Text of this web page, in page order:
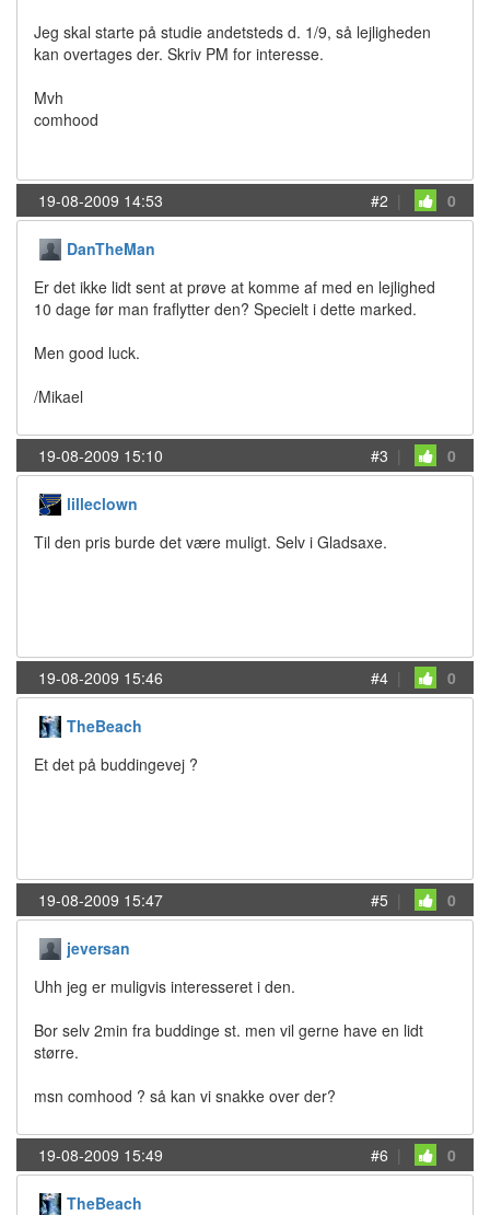
Jeg skal starte på studie andetsteds d. 1/9, så lejligheden
kan overtages der. Skriv PM for interesse.
Mvh
comhood
19-08-2009 14:53 #2 | 0
DanTheMan
Er det ikke lidt sent at prøve at komme af med en lejlighed
10 dage før man fraflytter den? Specielt i dette marked.
Men good luck.
/Mikael
19-08-2009 15:10 #3 | 0
lilleclown
Til den pris burde det være muligt. Selv i Gladsaxe.
19-08-2009 15:46 #4 | 0
TheBeach
Et det på buddingevej ?
19-08-2009 15:47 #5 | 0
jeversan
Uhh jeg er muligvis interesseret i den.
Bor selv 2min fra buddinge st. men vil gerne have en lidt
større.
msn comhood ? så kan vi snakke over der?
19-08-2009 15:49 #6 | 0
TheBeach